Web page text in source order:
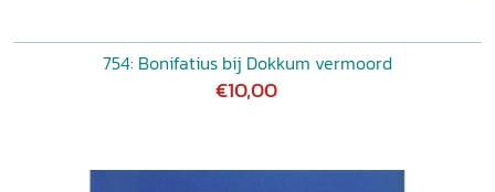
754: Bonifatius bij Dokkum vermoord
€10,00